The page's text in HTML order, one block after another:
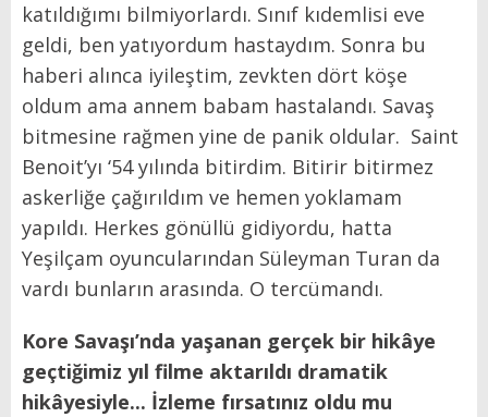
katıldığımı bilmiyorlardı. Sınıf kıdemlisi eve
geldi, ben yatıyordum hastaydım. Sonra bu
haberi alınca iyileştim, zevkten dört köşe
oldum ama annem babam hastalandı. Savaş
bitmesine rağmen yine de panik oldular. Saint
Benoit’yı ‘54 yılında bitirdim. Bitirir bitirmez
askerliğe çağırıldım ve hemen yoklamam
yapıldı. Herkes gönüllü gidiyordu, hatta
Yeşilçam oyuncularından Süleyman Turan da
vardı bunların arasında. O tercümandı.
Kore Savaşı’nda yaşanan gerçek bir hikâye
geçtiğimiz yıl filme aktarıldı dramatik
hikâyesiyle... İzleme fırsatınız oldu mu